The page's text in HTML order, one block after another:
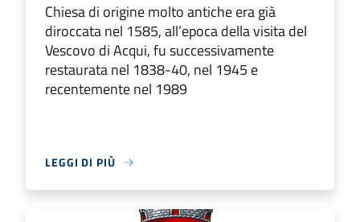
Chiesa di origine molto antiche era già
diroccata nel 1585, all’epoca della visita del
Vescovo di Acqui, fu successivamente
restaurata nel 1838-40, nel 1945 e
recentemente nel 1989
LEGGI DI PIÙ